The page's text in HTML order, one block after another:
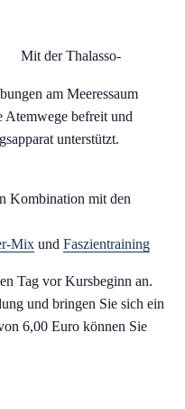
Mit der Thalasso-
am Meeressaum
Atemwege befreit und
unterstützt.
Kombination mit den
Mix und Faszientraining
Tag vor Kursbeginn an.
und bringen Sie sich ein
6,00 Euro können Sie